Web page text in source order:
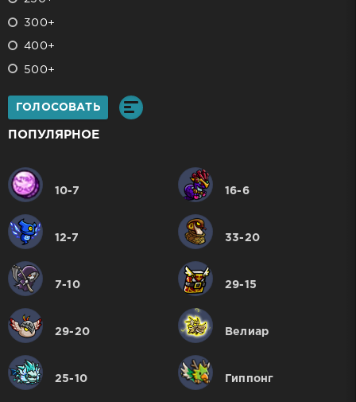
300+
400+
500+
ГОЛОСОВАТЬ
ПОПУЛЯРНОЕ
10-7 16-6
12-7 33-20
7-10 29-15
29-20 Велиар
25-10 Гиппонг